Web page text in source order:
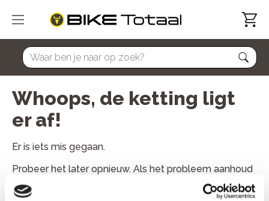
home
Whoops, de ketting ligt
er af!
Er is iets mis gegaan.
Probeer het later opnieuw. Als het probleem aanhoud
neem dan contact met ons op.